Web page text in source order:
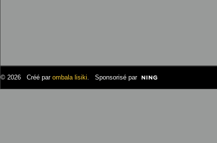
© 2026 Créé par ombala lisiki. Sponsorisé par